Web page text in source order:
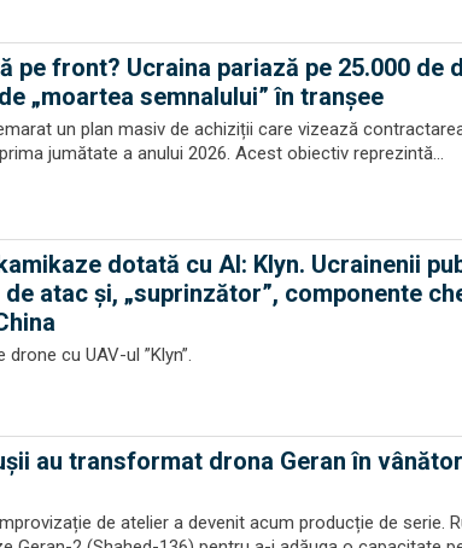
pe front? Ucraina pariază pe 25.000 de
„moartea semnalului” în tranșee
un plan masiv de achiziții care vizează
jumătate a anului 2026. Acest obiectiv reprezintă...
dotată cu AI: Klyn. Ucrainenii
atac și, „suprinzător”, componente
cu UAV-ul ”Klyn”.
au transformat drona Geran în
de atelier a devenit acum producție de serie.